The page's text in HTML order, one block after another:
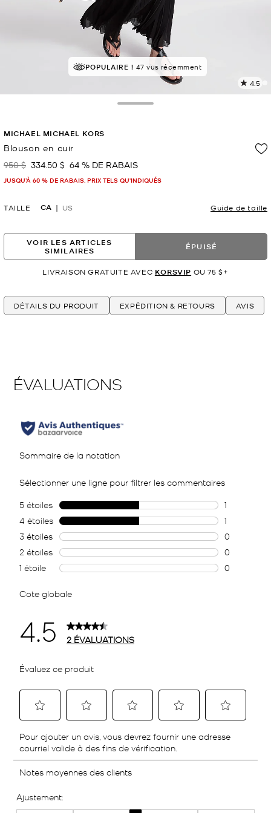
POPULAIRE ! 47 vus récemment
4.5
MICHAEL MICHAEL KORS
Blouson en cuir
était
950 $ maintenant
334.50 $ 64 % DE RABAIS
JUSQU’À 60 % DE RABAIS. PRIX TELS QU'INDIQUÉS
TAILLE CA US Guide de taille
VOIR LES ARTICLES
SIMILAIRES
ÉPUISÉ
LIVRAISON GRATUITE AVEC KORSVIP OU 75 $+
DÉTAILS DU PRODUIT EXPÉDITION & RETOURS AVIS